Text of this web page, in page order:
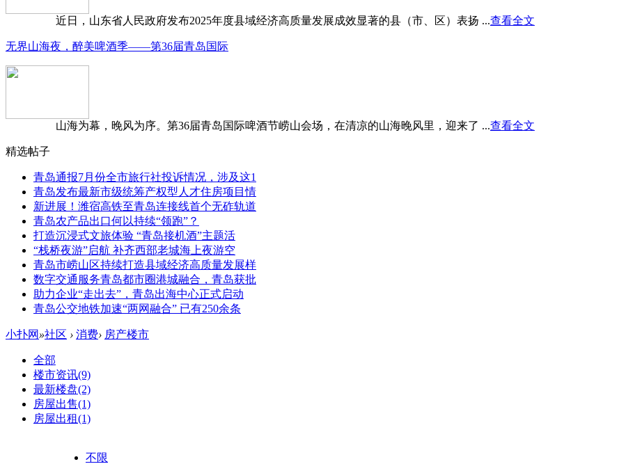
近日，山东省人民政府发布2025年度县域经济高质量发展成效显著的县（市、区）表扬 ...查看全文
无界山海夜，醉美啤酒季——第36届青岛国际
山海为幕，晚风为序。第36届青岛国际啤酒节崂山会场，在清凉的山海晚风里，迎来了 ...查看全文
精选帖子
青岛通报7月份全市旅行社投诉情况，涉及这1
青岛发布最新市级统筹产权型人才住房项目情
新进展！潍宿高铁至青岛连接线首个无砟轨道
青岛农产品出口何以持续“领跑”？
打造沉浸式文旅体验 “青岛接机酒”主题活
“栈桥夜游”启航 补齐西部老城海上夜游空
青岛市崂山区持续打造县域经济高质量发展样
数字交通服务青岛都市圈港城融合，青岛获批
助力企业“走出去”，青岛出海中心正式启动
青岛公交地铁加速“两网融合” 已有250余条
小扑网 »社区 › 消费› 房产楼市
全部
楼市资讯(9)
最新楼盘(2)
房屋出售(1)
房屋出租(1)
不限